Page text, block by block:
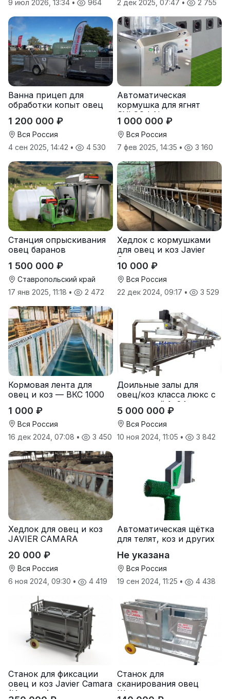
9 июл 2026, 13:34 • 964
2 дек 2025, 07:47 • 2 755
Ванна прицеп для
обработки копыт овец
1 200 000 ₽
Вся Россия
4 сен 2025, 14:42 • 4 530
Автоматическая
кормушка для ягнят
SYLCO I-Nurs
1 000 000 ₽
Вся Россия
7 фев 2025, 14:35 • 3 160
Станция опрыскивания
овец баранов
1 500 000 ₽
Ставропольский край
17 янв 2025, 11:18 • 2 472
Хедлок с кормушками
для овец и коз Javier
Camara
10 000 ₽
Вся Россия
22 дек 2024, 09:17 • 3 529
Кормовая лента для
овец и коз — ВКС 1000
1 000 ₽
Вся Россия
16 дек 2024, 07:08 • 3 450
Доильные залы для
овец/коз класса люкс с
кормушкой 1×24 —
нержавеющая сталь
SYLCO HELLAS (Греция)
5 000 000 ₽
Вся Россия
10 ноя 2024, 11:05 • 3 842
Хедлок для овец и коз
JAVIER CAMARA
20 000 ₽
Вся Россия
6 ноя 2024, 09:30 • 4 419
Автоматическая щётка
для телят, коз и других
Не указана
Вся Россия
19 сен 2024, 11:25 • 4 438
Станок для фиксации
овец и коз Javier Camara
(Испания)
Станок для
сканирования овец
Шипмастер